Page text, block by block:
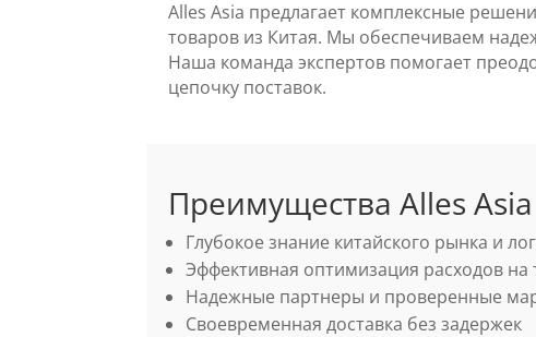
Alles Asia предлагает комплексные
товаров из Китая. Мы обеспечиваем
Наша команда экспертов помогает
цепочку поставок.
Преимущества Alles Asia
Глубокое знание китайского рынка и
Эффективная оптимизация расходов на
Надежные партнеры и проверенные
Своевременная доставка без задержек